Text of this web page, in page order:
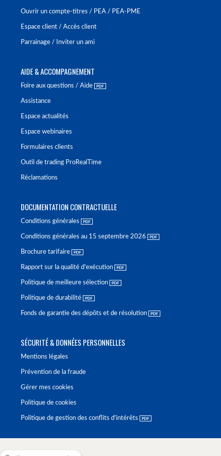
Ouvrir un compte-titres / PEA / PEA-PME
Espace client / Accès client
Parrainage / Inviter un ami
AIDE & ACCOMPAGNEMENT
Foire aux questions / Aide
Assistance
Espace actualités
Espace webinaires
Formulaires clients
Outil de trading ProRealTime
Réclamations
DOCUMENTATION CONTRACTUELLE
Conditions générales
Conditions générales au 15 septembre 2026
Brochure tarifaire
Rapport sur la qualité d'exécution
Politique de meilleure sélection
Politique de durabilité
Fonds de garantie des dépôts et de résolution
SÉCURITÉ & DONNÉES PERSONNELLES
Mentions légales
Prévention de la fraude
Gérer mes cookies
Politique de cookies
Politique de gestion des conflits d'intérêts